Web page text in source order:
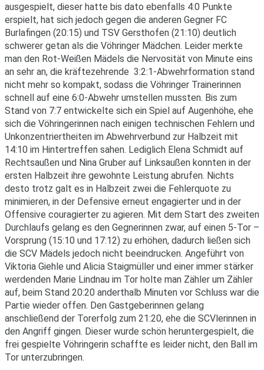
ausgespielt, dieser hatte bis dato ebenfalls 4:0 Punkte
erspielt, hat sich jedoch gegen die anderen Gegner FC
Burlafingen (20:15) und TSV Gersthofen (21:10) deutlich
schwerer getan als die Vöhringer Mädchen. Leider merkte
man den Rot-Weißen Mädels die Nervosität von Minute eins
an sehr an, die kräftezehrende 3:2:1-Abwehrformation stand
nicht mehr so kompakt, sodass die Vöhringer Trainerinnen
schnell auf eine 6:0-Abwehr umstellen mussten. Bis zum
Stand von 7:7 entwickelte sich ein Spiel auf Augenhöhe, ehe
sich die Vöhringerinnen nach einigen technischen Fehlern und
Unkonzentriertheiten im Abwehrverbund zur Halbzeit mit
14:10 im Hintertreffen sahen. Lediglich Elena Schmidt auf
Rechtsaußen und Nina Gruber auf Linksaußen konnten in der
ersten Halbzeit ihre gewohnte Leistung abrufen. Nichts
desto trotz galt es in Halbzeit zwei die Fehlerquote zu
minimieren, in der Defensive erneut engagierter und in der
Offensive couragierter zu agieren. Mit dem Start des zweiten
Durchlaufs gelang es den Gegnerinnen zwar, auf einen 5-Tor –
Vorsprung (15:10 und 17:12) zu erhöhen, dadurch ließen sich
die SCV Mädels jedoch nicht beeindrucken. Angeführt von
Viktoria Giehle und Alicia Staigmüller und einer immer stärker
werdenden Marie Lindnau im Tor holte man Zähler um Zähler
auf, beim Stand 20:20 anderthalb Minuten vor Schluss war die
Partie wieder offen. Den Gastgeberinnen gelang
anschließend der Torerfolg zum 21:20, ehe die SCVlerinnen in
den Angriff gingen. Dieser wurde schön heruntergespielt, die
frei gespielte Vöhringerin schaffte es leider nicht, den Ball im
Tor unterzubringen.